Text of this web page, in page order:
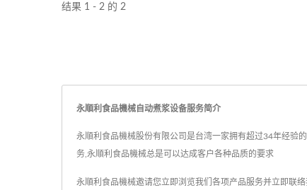
结果 1 - 2 的 2
永順利食品機械自动煮浆设备服务简介
永順利食品機械股份有限公司是台湾一家拥有超过34年经验
务,永順利食品機械总是可以达成客户各种品质的要求
永順利食品機械邀请您立即浏览我们各项产品服务并 立即联络